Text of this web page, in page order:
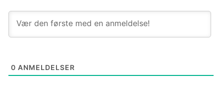
0 ANMELDELSER